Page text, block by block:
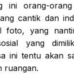
ini orang-
cantik dan
foto, yang
yang
ini tentu akan
ruangan.